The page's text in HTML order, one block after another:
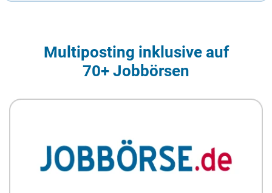
Multiposting inklusive auf
70+ Jobbörsen